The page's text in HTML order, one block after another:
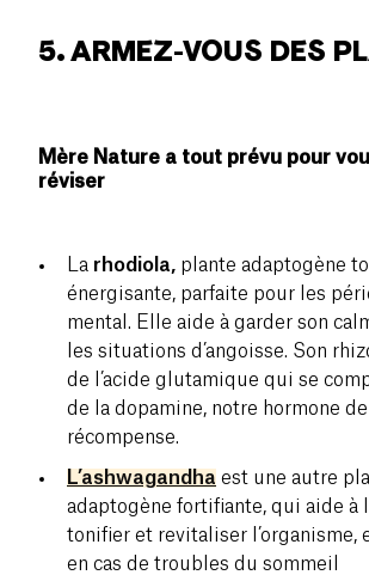
5. ARMEZ-VOUS DES
Mère Nature a tout prévu pour
réviser
La rhodiola, plante adaptogène
énergisante, parfaite pour les
mental. Elle aide à garder son
les situations d’angoisse. Son
de l’acide glutamique qui se
de la dopamine, notre hormone
récompense.
L’ashwagandha est une autre
adaptogène fortifiante, qui aide à
tonifier et revitaliser l’organisme,
en cas de troubles du sommeil